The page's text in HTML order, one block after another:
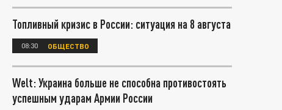
Топливный кризис в России: ситуация на 8 августа
08:30 ОБЩЕСТВО
Welt: Украина больше не способна противостоять
успешным ударам Армии России